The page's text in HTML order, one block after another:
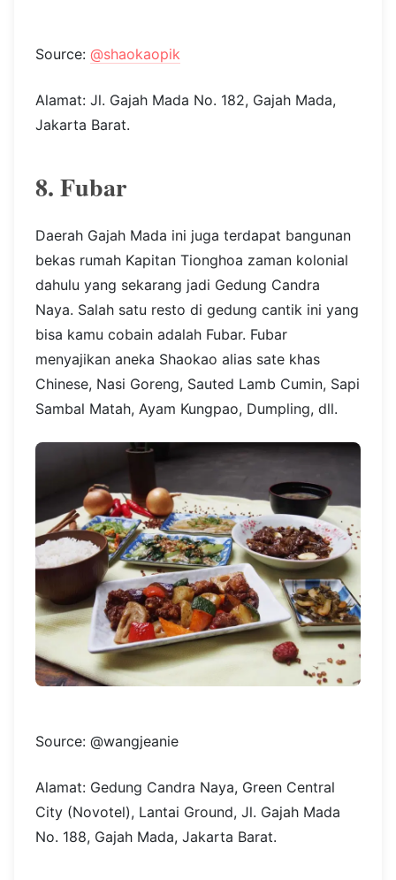
Source: @shaokaopik
Alamat: Jl. Gajah Mada No. 182, Gajah Mada,
Jakarta Barat.
8. Fubar
Daerah Gajah Mada ini juga terdapat bangunan
bekas rumah Kapitan Tionghoa zaman kolonial
dahulu yang sekarang jadi Gedung Candra
Naya. Salah satu resto di gedung cantik ini yang
bisa kamu cobain adalah Fubar. Fubar
menyajikan aneka Shaokao alias sate khas
Chinese, Nasi Goreng, Sauted Lamb Cumin, Sapi
Sambal Matah, Ayam Kungpao, Dumpling, dll.
Source: @wangjeanie
Alamat: Gedung Candra Naya, Green Central
City (Novotel), Lantai Ground, Jl. Gajah Mada
No. 188, Gajah Mada, Jakarta Barat.